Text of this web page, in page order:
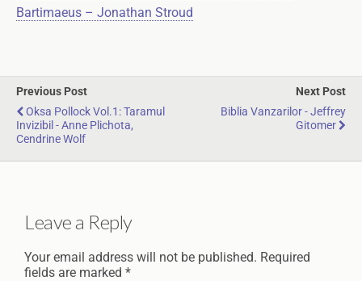
Bartimaeus – Jonathan Stroud
Previous Post
Oksa Pollock Vol.1: Taramul
Invizibil - Anne Plichota,
Cendrine Wolf
Next Post
Biblia Vanzarilor - Jeffrey
Gitomer
Leave a Reply
Your email address will not be published. Required
fields are marked *